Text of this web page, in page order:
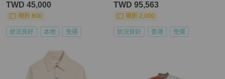
TWD 45,000
現折 800
狀況良好 本地 免運
TWD 95,563
現折 2,000
狀況良好 香港 免運